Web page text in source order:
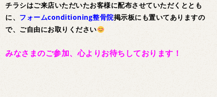
チラシはご来店いただいたお客様に配布させていただくととも
に、 フォームconditioning整骨院掲示板にも置いてありますの
で、ご自由にお取りください
みなさまのご参加、心よりお待ちしております！